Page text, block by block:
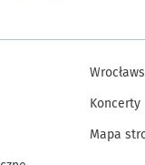
Koncerty
Mapa